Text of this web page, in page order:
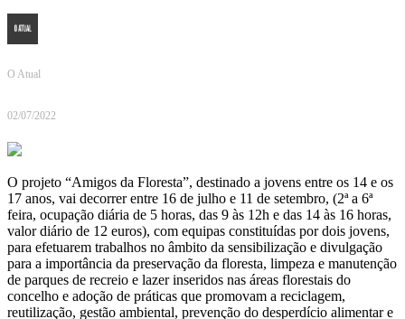
O Atual
02/07/2022
O projeto “Amigos da Floresta”, destinado a jovens entre os 14 e os
17 anos, vai decorrer entre 16 de julho e 11 de setembro, (2ª a 6ª
feira, ocupação diária de 5 horas, das 9 às 12h e das 14 às 16 horas,
valor diário de 12 euros), com equipas constituídas por dois jovens,
para efetuarem trabalhos no âmbito da sensibilização e divulgação
para a importância da preservação da floresta, limpeza e manutenção
de parques de recreio e lazer inseridos nas áreas florestais do
concelho e adoção de práticas que promovam a reciclagem,
reutilização, gestão ambiental, prevenção do desperdício alimentar e